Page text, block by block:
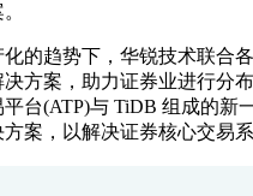
化的趋势下，华锐技术联合
决方案，助力证券业进行分
台(ATP)与 TiDB 组成的新
案，以解决证券核心交易系